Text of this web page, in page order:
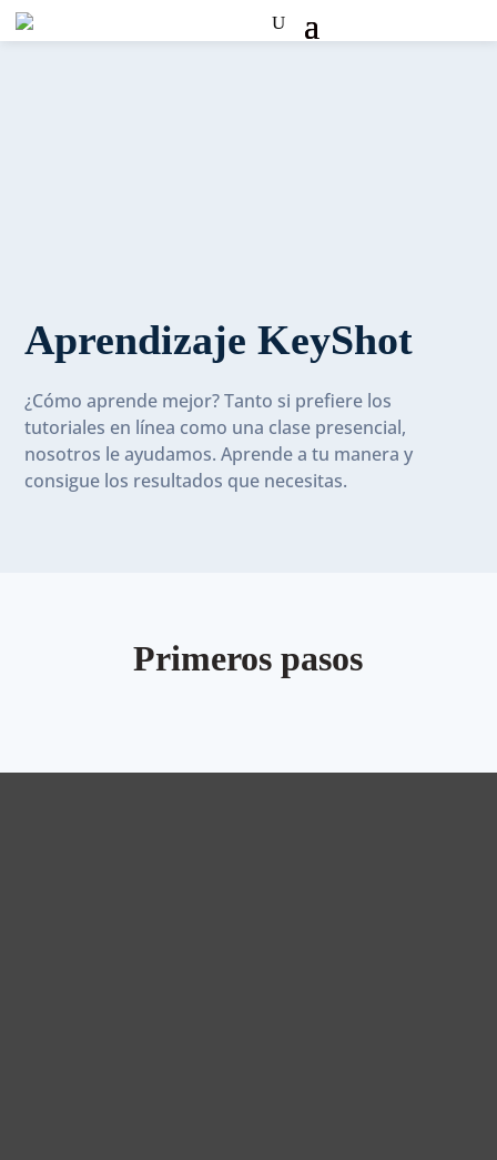
Aprendizaje KeyShot
¿Cómo aprende mejor? Tanto si prefiere los
tutoriales en línea como una clase presencial,
nosotros le ayudamos. Aprende a tu manera y
consigue los resultados que necesitas.
Primeros pasos